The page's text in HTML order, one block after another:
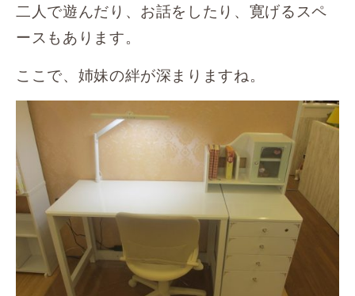
二人で遊んだり、お話をしたり、寛げるスペ
ースもあります。
ここで、姉妹の絆が深まりますね。